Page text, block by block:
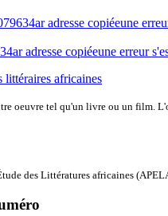
adresse copiéeune
adresse copiéeune erreur
littéraires africaines
oeuvre tel qu'un livre ou un film.
des Littératures africaines